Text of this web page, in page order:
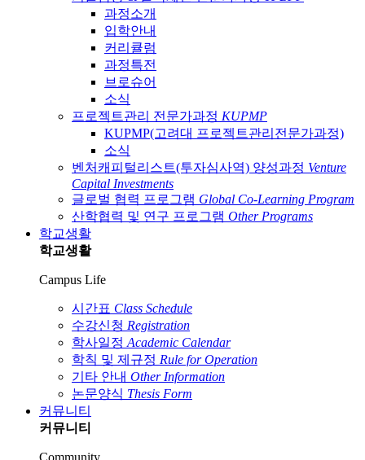
과정소개
입학안내
커리큘럼
과정특전
브로슈어
소식
프로젝트관리 전문가과정 KUPMP
KUPMP(고려대 프로젝트관리전문가과정)
소식
벤처캐피털리스트(투자심사역) 양성과정 Venture
Capital Investments
글로벌 협력 프로그램 Global Co-Learning Program
산학협력 및 연구 프로그램 Other Programs
학교생활
학교생활
Campus Life
시간표 Class Schedule
수강신청 Registration
학사일정 Academic Calendar
학칙 및 제규정 Rule for Operation
기타 안내 Other Information
논문양식 Thesis Form
커뮤니티
커뮤니티
Community